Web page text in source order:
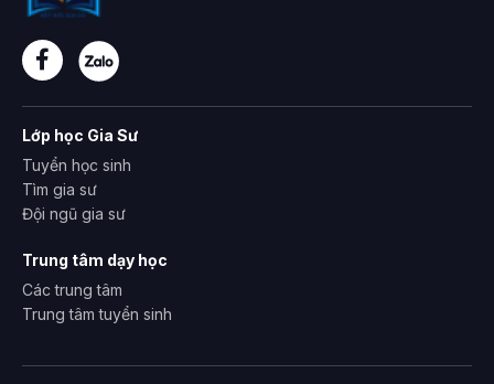
Lớp học Gia Sư
Tuyển học sinh
Tìm gia sư
Đội ngũ gia sư
Trung tâm dạy học
Các trung tâm
Trung tâm tuyển sinh